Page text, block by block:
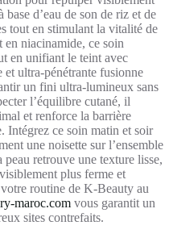
d’eau de son de riz et de
tout en stimulant la vitalité de
en niacinamide, ce soin
en unifiant le teint avec
et ultra-pénétrante fusionne
un fini ultra-lumineux sans
l’équilibre cutané, il
et renforce la barrière
Intégrez ce soin matin et soir
une noisette sur l’ensemble
retrouve une texture lisse,
plus ferme et
routine de K-Beauty au
maroc.com vous garantit un
sites contrefaits.